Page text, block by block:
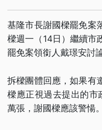
基隆市長謝國樑罷免案
樑週一（14日）繼續市
罷免案領銜人戴璟安討
拆樑團體回應，如果有
樑應正視過去提出的市
萬張，謝國樑應該警愓。